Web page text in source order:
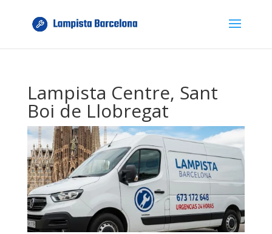
Lampista Centre, Sant
Boi de Llobregat